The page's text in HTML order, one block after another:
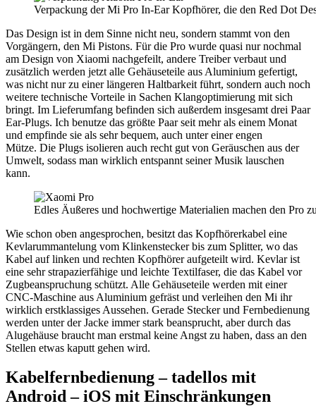
Verpackung der Mi Pro In-Ear Kopfhörer, die den Red Dot
Das Design ist in dem Sinne nicht neu, sondern stammt von den
Vorgängern, den Mi Pistons. Für die Pro wurde quasi nur nochmal
am Design von Xiaomi nachgefeilt, andere Treiber verbaut und
zusätzlich werden jetzt alle Gehäuseteile aus Aluminium gefertigt,
was nicht nur zu einer längeren Haltbarkeit führt, sondern auch noch
weitere technische Vorteile in Sachen Klangoptimierung mit sich
bringt. Im Lieferumfang befinden sich außerdem insgesamt drei Paar
Ear-Plugs. Ich benutze das größte Paar seit mehr als einem Monat
und empfinde sie als sehr bequem, auch unter einer engen
Mütze. Die Plugs isolieren auch recht gut von Geräuschen aus der
Umwelt, sodass man wirklich entspannt seiner Musik lauschen
kann.
Edles Äußeres und hochwertige Materialien machen den Pro
Wie schon oben angesprochen, besitzt das Kopfhörerkabel eine
Kevlarummantelung vom Klinkenstecker bis zum Splitter, wo das
Kabel auf linken und rechten Kopfhörer aufgeteilt wird. Kevlar ist
eine sehr strapazierfähige und leichte Textilfaser, die das Kabel vor
Zugbeanspruchung schützt. Alle Gehäuseteile werden mit einer
CNC-Maschine aus Aluminium gefräst und verleihen den Mi ihr
wirklich erstklassiges Aussehen. Gerade Stecker und Fernbedienung
werden unter der Jacke immer stark beansprucht, aber durch das
Alugehäuse braucht man erstmal keine Angst zu haben, dass an den
Stellen etwas kaputt gehen wird.
Kabelfernbedienung – tadellos mit
Android – iOS mit Einschränkungen